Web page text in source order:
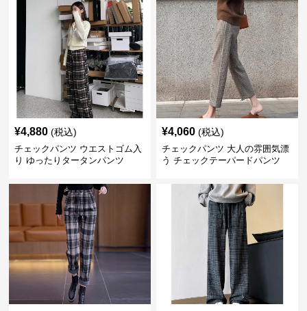
¥4,880 (税込)
チェックパンツ ウエストゴム入
り ゆったりタータンパンツ
¥4,060 (税込)
チェックパンツ 大人の雰囲気漂
う チェックテーパードパンツ